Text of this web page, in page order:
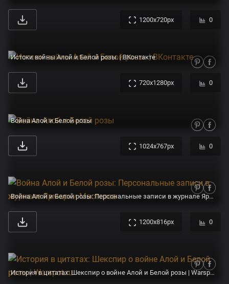
1200x720px 0
Истоки войны Алой и Белой розы. | ВКонтакте
720x1280px 0
Война Алой и Белой розы
1024x767px 0
Война Алой и Белой розы: Персональные записи в журнале Ярмарки Мастеров
1200x816px 0
История в цитатах: Шекспир о войне Алой и Белой розы | Warspot.ru